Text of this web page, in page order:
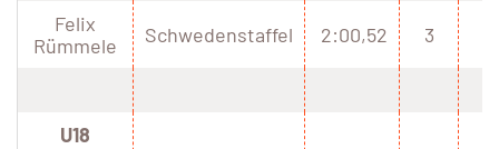
Felix
Rümmele
Schwedenstaffel 2:00,52 3
U18